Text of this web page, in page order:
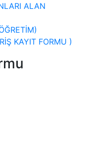
ALAN
KAYIT FORMU )